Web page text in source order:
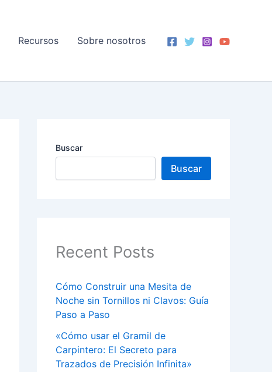
Recursos Sobre nosotros
Buscar
Buscar
Recent Posts
Cómo Construir una Mesita de
Noche sin Tornillos ni Clavos: Guía
Paso a Paso
«Cómo usar el Gramil de
Carpintero: El Secreto para
Trazados de Precisión Infinita»